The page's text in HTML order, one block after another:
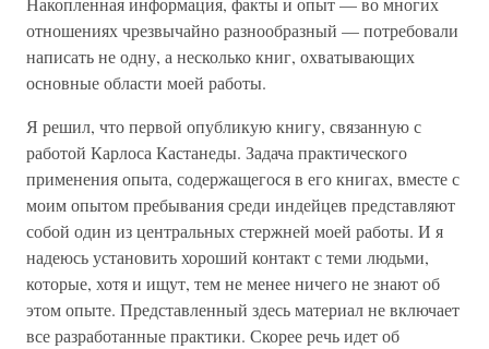
отношениях чрезвычайно разнообразный — потребовали
написать не одну, а несколько книг, охватывающих
основные области моей работы.
Я решил, что первой опубликую книгу, связанную с
работой Карлоса Кастанеды. Задача практического
применения опыта, содержащегося в его книгах, вместе с
моим опытом пребывания среди индейцев представляют
собой один из центральных стержней моей работы. И я
надеюсь установить хороший контакт с теми людьми,
которые, хотя и ищут, тем не менее ничего не знают об
этом опыте. Представленный здесь материал не включает
все разработанные практики. Скорее речь идет об